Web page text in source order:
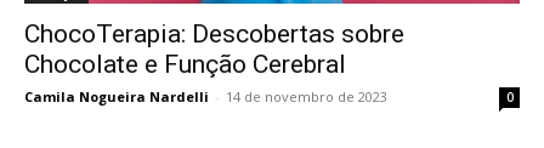
ChocoTerapia: Descobertas sobre
Chocolate e Função Cerebral
Camila Nogueira Nardelli - 14 de novembro de 2023 0